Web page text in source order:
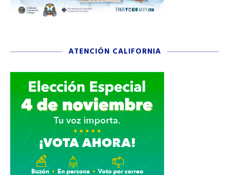
ATENCIÓN CALIFORNIA